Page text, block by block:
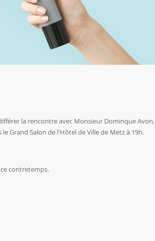
la rencontre avec Monsieur Dominque Avon,
Grand Salon de l'Hôtel de Ville de Metz à 19h.
contretemps.